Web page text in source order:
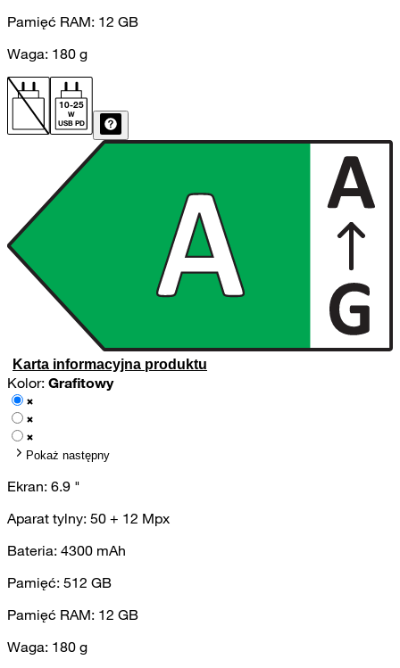
Pamięć RAM: 12 GB
Waga: 180 g
10-25
W
USB PD
Karta informacyjna produktu
Kolor: Grafitowy
Pokaż następny
Ekran: 6.9 "
Aparat tylny: 50 + 12 Mpx
Bateria: 4300 mAh
Pamięć: 512 GB
Pamięć RAM: 12 GB
Waga: 180 g